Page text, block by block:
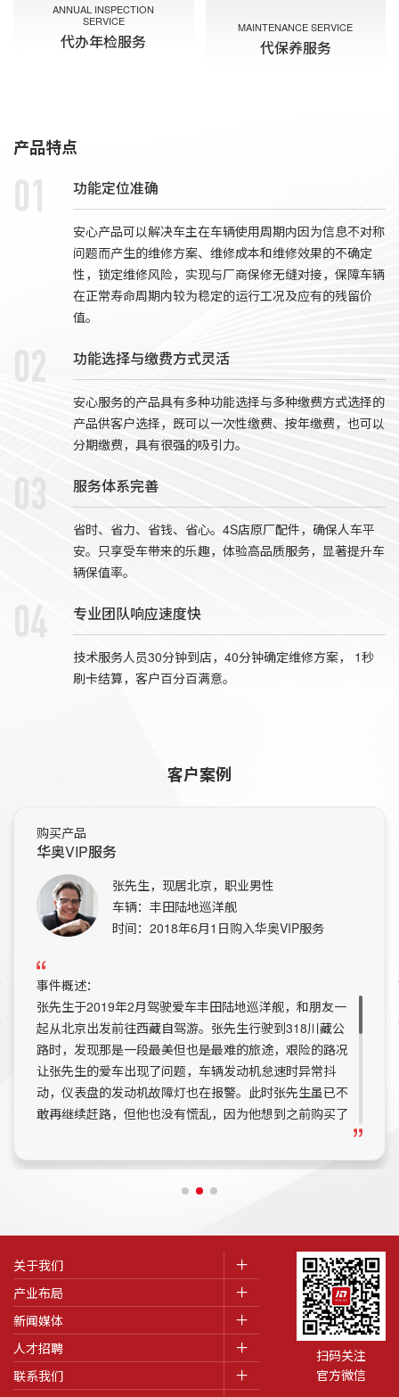
ANNUAL INSPECTION
SERVICE
代办年检服务
MAINTENANCE SERVICE
代保养服务
产品特点
01 功能定位准确
安心产品可以解决车主在车辆使用周期内因为信息不对称
问题而产生的维修方案、维修成本和维修效果的不确定
性，锁定维修风险，实现与厂商保修无缝对接，保障车辆
在正常寿命周期内较为稳定的运行工况及应有的残留价
值。
02 功能选择与缴费方式灵活
安心服务的产品具有多种功能选择与多种缴费方式选择的
产品供客户选择，既可以一次性缴费、按年缴费，也可以
分期缴费，具有很强的吸引力。
03 服务体系完善
省时、省力、省钱、省心。4S店原厂配件，确保人车平
安。只享受车带来的乐趣，体验高品质服务，显著提升车
辆保值率。
04 专业团队响应速度快
技术服务人员30分钟到店，40分钟确定维修方案， 1秒
刷卡结算，客户百分百满意。
客户案例
购买产品
华奥VIP服务
张先生，现居北京，职业男性
车辆：丰田陆地巡洋舰
时间：2018年6月1日购入华奥VIP服务
事件概述：
张先生于2019年2月驾驶爱车丰田陆地巡洋舰，和朋友一
起从北京出发前往西藏自驾游。张先生行驶到318川藏公
路时，发现那是一段最美但也是最难的旅途，艰险的路况
让张先生的爱车出现了问题，车辆发动机怠速时异常抖
动，仪表盘的发动机故障灯也在报警。此时张先生虽已不
敢再继续赶路，但他也没有慌乱，因为他想到之前购买了
援电话后，华奥的服务人员即刻赶往张先生滞留的地点，
结果显示，张先生爱车的发动机故障问题需要立刻拖到
请，他向华奥服务人员询问是否可以将车拖回他的居住地
北京由华奥制定维修方案进行维修。华奥的服务人员非常
理解张先生，表示完全可以满足张先生的请求，当即安排
拖车将张先生的爱车送回北京。经过2天近2000公里的路
程，华奥服务人员将张先生的陆地巡洋舰安全送至合作
4S店，经过检修后将车辆发动机故障问题完美修复。张
先生得知爱车被修复好后特意致电华奥客服，他对华奥尽
关于我们
产业布局
新闻媒体
人才招聘
联系我们
扫码关注
官方微信